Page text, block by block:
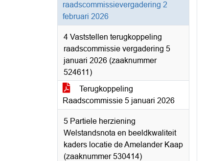
raadscommissievergadering 2
februari 2026
4 Vaststellen terugkoppeling
raadscommissie vergadering 5
januari 2026 (zaaknummer
524611)
Terugkoppeling
Raadscommissie 5 januari 2026
5 Partiele herziening
Welstandsnota en beeldkwaliteit
kaders locatie de Amelander Kaap
(zaaknummer 530414)